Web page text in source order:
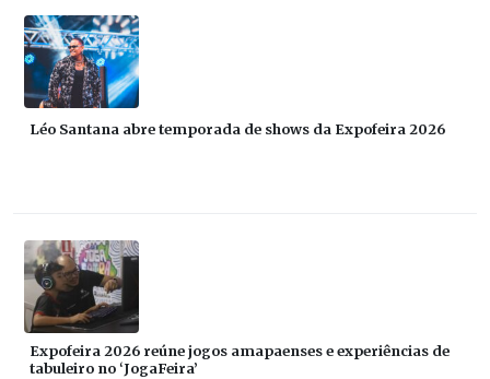
Léo Santana abre temporada de shows da Expofeira 2026
Expofeira 2026 reúne jogos amapaenses e experiências de
tabuleiro no ‘JogaFeira’